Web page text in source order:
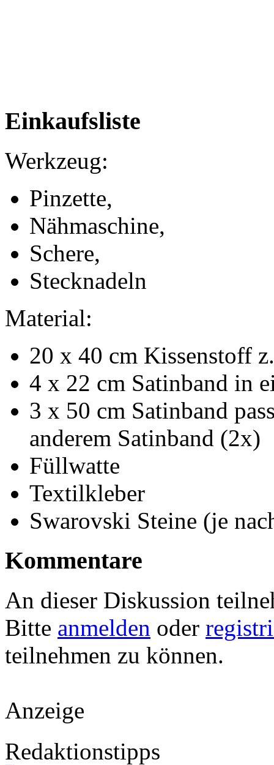
Einkaufsliste
Werkzeug:
Pinzette,
Nähmaschine,
Schere,
Stecknadeln
Material:
20 x 40 cm Kissenstoff
4 x 22 cm Satinband in
3 x 50 cm Satinband
anderem Satinband (2x)
Füllwatte
Textilkleber
Swarovski Steine (je
Kommentare
An dieser Diskussion
Bitte anmelden oder
teilnehmen zu können.
Anzeige
Redaktionstipps